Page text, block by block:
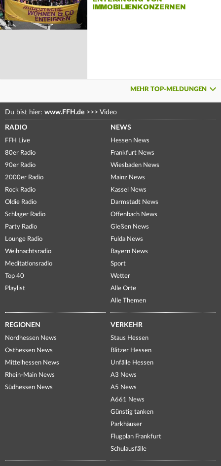
IMMOBILIENKONZERNEN
MEHR TOP-MELDUNGEN
Du bist hier: www.FFH.de >>> Video
RADIO
FFH Live
80er Radio
90er Radio
2000er Radio
Rock Radio
Oldie Radio
Schlager Radio
Party Radio
Lounge Radio
Weihnachtsradio
Meditationsradio
Top 40
Playlist
NEWS
Hessen News
Frankfurt News
Wiesbaden News
Mainz News
Kassel News
Darmstadt News
Offenbach News
Gießen News
Fulda News
Bayern News
Sport
Wetter
Alle Orte
Alle Themen
REGIONEN
Nordhessen News
Osthessen News
Mittelhessen News
Rhein-Main News
Südhessen News
VERKEHR
Staus Hessen
Blitzer Hessen
Unfälle Hessen
A3 News
A5 News
A661 News
Günstig tanken
Parkhäuser
Flugplan Frankfurt
Schulausfälle